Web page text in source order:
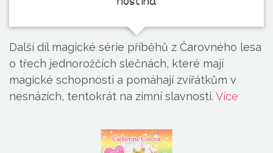
Další díl magické série příběhů z Čarovného lesa
o třech jednorožčích slečnách, které mají
magické schopnosti a pomáhají zvířátkům v
nesnázích, tentokrát na zimní slavnosti. Více